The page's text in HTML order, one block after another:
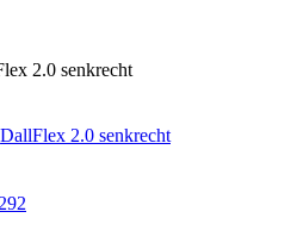
2.0 senkrecht
DallFlex 2.0 senkrecht